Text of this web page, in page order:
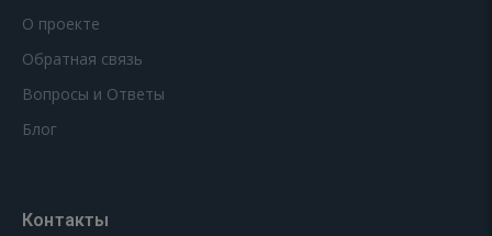
О проекте
Обратная связь
Вопросы и Ответы
Блог
Контакты